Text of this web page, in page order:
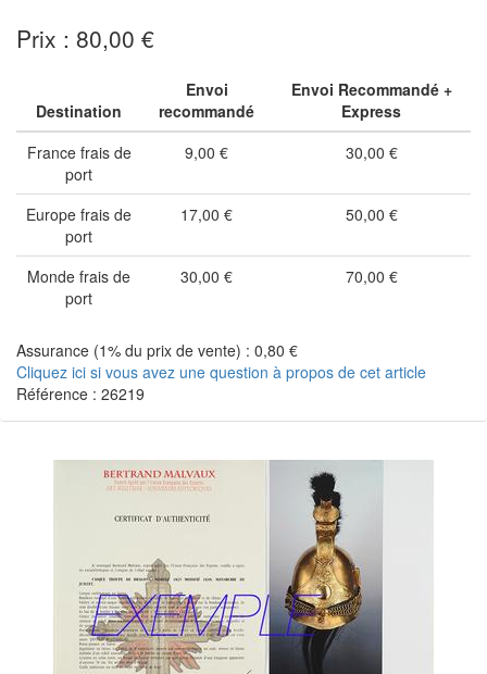
Prix : 80,00 €
Destination
Envoi
recommandé
Envoi Recommandé +
Express
France frais de
port
9,00 € 30,00 €
Europe frais de
port
17,00 € 50,00 €
Monde frais de
port
30,00 € 70,00 €
Assurance (1% du prix de vente) : 0,80 €
Cliquez ici si vous avez une question à propos de cet article
Référence : 26219